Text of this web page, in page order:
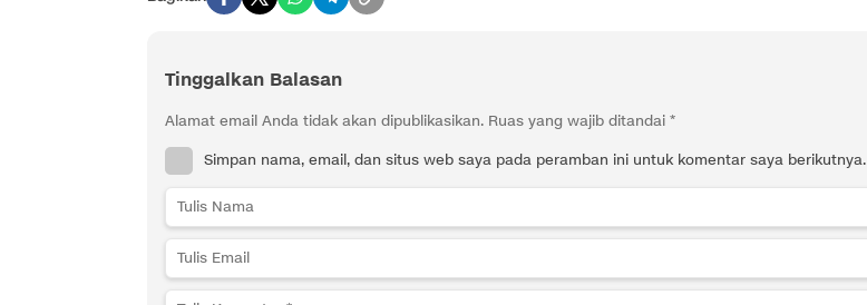
Tinggalkan Balasan
Alamat email Anda tidak akan dipublikasikan. Ruas yang wajib ditandai *
Simpan nama, email, dan situs web saya pada peramban ini untuk komentar saya berikutnya.